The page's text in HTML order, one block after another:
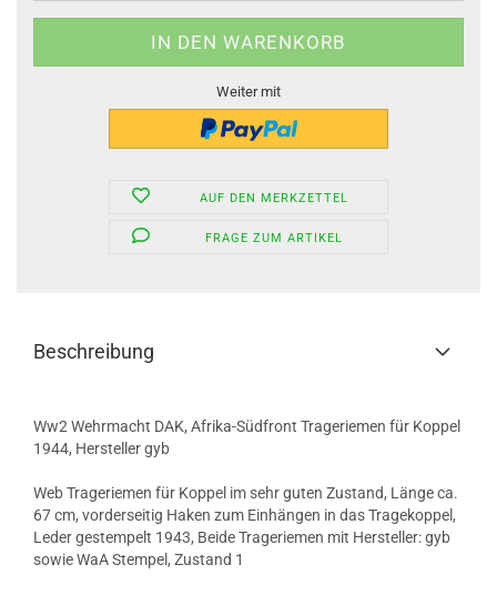
Weiter mit
AUF DEN MERKZETTEL
FRAGE ZUM ARTIKEL
Beschreibung
Ww2 Wehrmacht DAK, Afrika-Südfront Trageriemen für Koppel
1944, Hersteller gyb
Web Trageriemen für Koppel im sehr guten Zustand, Länge ca.
67 cm, vorderseitig Haken zum Einhängen in das Tragekoppel,
Leder gestempelt 1943, Beide Trageriemen mit Hersteller: gyb
sowie WaA Stempel, Zustand 1